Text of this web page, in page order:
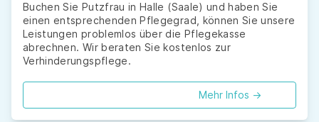
Buchen Sie Putzfrau in Halle (Saale) und haben Sie
einen entsprechenden Pflegegrad, können Sie unsere
Leistungen problemlos über die Pflegekasse
abrechnen. Wir beraten Sie kostenlos zur
Verhinderungspflege.
Mehr Infos ->